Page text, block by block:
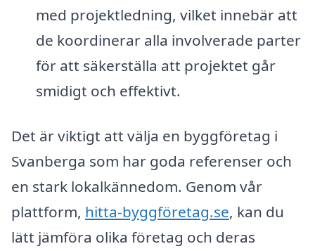
med projektledning, vilket innebär att
de koordinerar alla involverade parter
för att säkerställa att projektet går
smidigt och effektivt.
Det är viktigt att välja en byggföretag i
Svanberga som har goda referenser och
en stark lokalkännedom. Genom vår
plattform, hitta-byggföretag.se, kan du
lätt jämföra olika företag och deras